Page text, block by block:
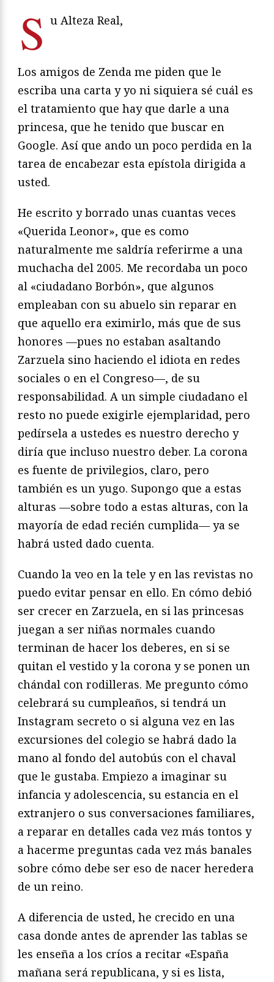
S u Alteza Real,
Los amigos de Zenda me piden que le
escriba una carta y yo ni siquiera sé cuál es
el tratamiento que hay que darle a una
princesa, que he tenido que buscar en
Google. Así que ando un poco perdida en la
tarea de encabezar esta epístola dirigida a
usted.
He escrito y borrado unas cuantas veces
«Querida Leonor», que es como
naturalmente me saldría referirme a una
muchacha del 2005. Me recordaba un poco
al «ciudadano Borbón», que algunos
empleaban con su abuelo sin reparar en
que aquello era eximirlo, más que de sus
honores —pues no estaban asaltando
Zarzuela sino haciendo el idiota en redes
sociales o en el Congreso—, de su
responsabilidad. A un simple ciudadano el
resto no puede exigirle ejemplaridad, pero
pedírsela a ustedes es nuestro derecho y
diría que incluso nuestro deber. La corona
es fuente de privilegios, claro, pero
también es un yugo. Supongo que a estas
alturas —sobre todo a estas alturas, con la
mayoría de edad recién cumplida— ya se
habrá usted dado cuenta.
Cuando la veo en la tele y en las revistas no
puedo evitar pensar en ello. En cómo debió
ser crecer en Zarzuela, en si las princesas
juegan a ser niñas normales cuando
terminan de hacer los deberes, en si se
quitan el vestido y la corona y se ponen un
chándal con rodilleras. Me pregunto cómo
celebrará su cumpleaños, si tendrá un
Instagram secreto o si alguna vez en las
excursiones del colegio se habrá dado la
mano al fondo del autobús con el chaval
que le gustaba. Empiezo a imaginar su
infancia y adolescencia, su estancia en el
extranjero o sus conversaciones familiares,
a reparar en detalles cada vez más tontos y
a hacerme preguntas cada vez más banales
sobre cómo debe ser eso de nacer heredera
de un reino.
A diferencia de usted, he crecido en una
casa donde antes de aprender las tablas se
les enseña a los críos a recitar «España
mañana será republicana, y si es lista,